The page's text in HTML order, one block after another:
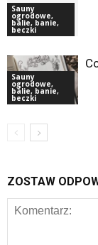
Sauny
ogrodowe,
balie, banie,
beczki
Sauny
ogrodowe,
balie, banie,
beczki
ZOSTAW